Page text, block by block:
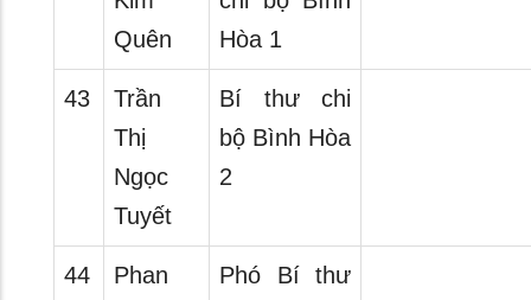
Quên
Hòa 1
43
Trần
Thị
Ngọc
Tuyết
Bí thư chi
bộ Bình Hòa
2
44
Phan
Phó Bí thư